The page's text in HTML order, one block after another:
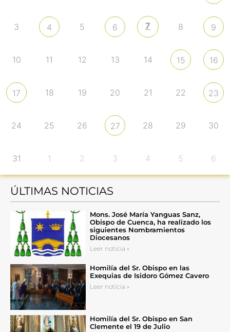
3 4 5 6 7 8 9
10 11 12 13 14 15 16
17 18 19 20 21 22 23
24 25 26 27 28 29 30
31 1 2 3 4 5 6
ÚLTIMAS NOTICIAS
Mons. José María Yanguas Sanz,
Obispo de Cuenca, ha realizado los
siguientes Nombramientos
Diocesanos
Leer noticia »
Homilía del Sr. Obispo en las
Exequias de Isidoro Gómez Cavero
Leer noticia »
Homilía del Sr. Obispo en San
Clemente el 19 de Julio